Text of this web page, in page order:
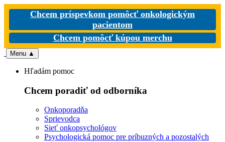
Chcem príspevkom pomôcť onkologickým
pacientom
Chcem pomôcť kúpou merchu
Menu ▲
Hľadám pomoc
Chcem poradiť od odborníka
Onkoporadňa
Sprievodca
Sieť onkopsychológov
Psychologická pomoc pre príbuzných a pozostalých